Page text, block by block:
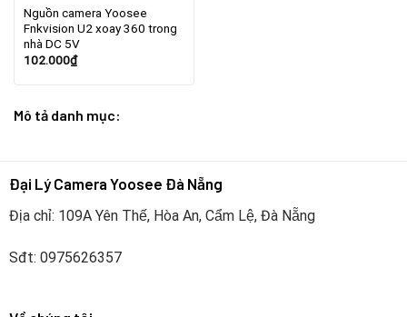
Nguồn camera Yoosee
Fnkvision U2 xoay 360 trong
nhà DC 5V
102.000₫
Mô tả danh mục:
Đại Lý Camera Yoosee Đà Nẵng
Địa chỉ: 109A Yên Thế, Hòa An, Cẩm Lệ, Đà Nẵng
Sđt: 0975626357